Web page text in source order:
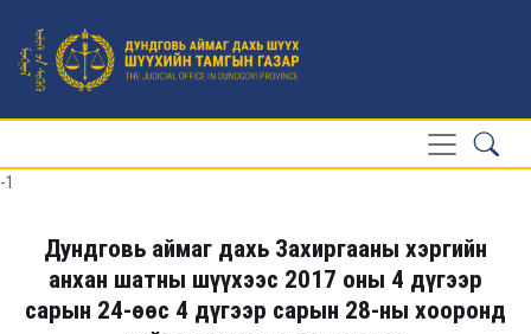
-1
Дундговь аймаг дахь Захиргааны хэргийн
анхан шатны шүүхээс 2017 оны 4 дүгээр
сарын 24-өөс 4 дүгээр сарын 28-ны хооронд